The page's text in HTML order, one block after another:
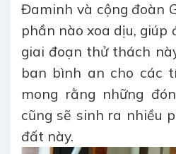
Đaminh và cộng đoàn
phần nào xoa dịu, giúp
giai đoạn thử thách
ban bình an cho các
mong rằng những
cũng sẽ sinh ra nhiều
đất này.